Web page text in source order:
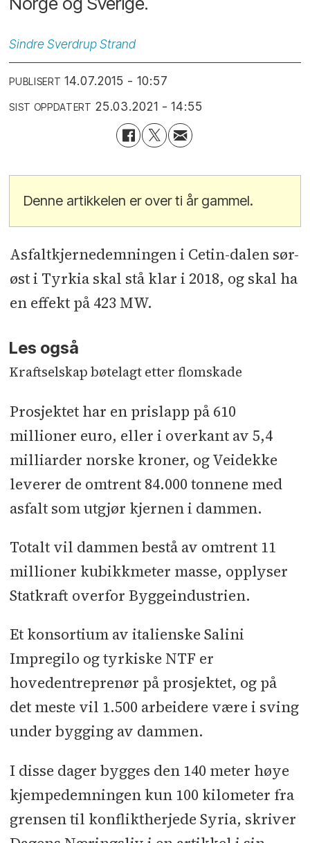
Sindre Sverdrup Strand
PUBLISERT 14.07.2015 - 10:57
SIST OPPDATERT 25.03.2021 - 14:55
Denne artikkelen er over ti år gammel.
Asfaltkjernedemningen i Cetin-dalen sør-
øst i Tyrkia skal stå klar i 2018, og skal ha
en effekt på 423 MW.
Les også
Kraftselskap bøtelagt etter flomskade
Prosjektet har en prislapp på 610
millioner euro, eller i overkant av 5,4
milliarder norske kroner, og Veidekke
leverer de omtrent 84.000 tonnene med
asfalt som utgjør kjernen i dammen.
Totalt vil dammen bestå av omtrent 11
millioner kubikkmeter masse, opplyser
Statkraft overfor Byggeindustrien.
Et konsortium av italienske Salini
Impregilo og tyrkiske NTF er
hovedentreprenør på prosjektet, og på
det meste vil 1.500 arbeidere være i sving
under bygging av dammen.
I disse dager bygges den 140 meter høye
kjempedemningen kun 100 kilometer fra
grensen til konfliktherjede Syria, skriver